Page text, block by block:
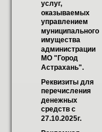
услуг,
оказываемых
управлением
муниципального
имущества
администрации
МО "Город
Астрахань".
Реквизиты для
перечисления
денежных
средств с
27.10.2025г.